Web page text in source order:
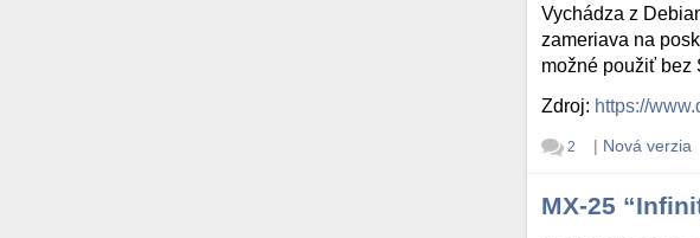
Vychádza z
zameriava na
možné použiť bez
Zdroj: https://
2 | Nová verzia
MX-25